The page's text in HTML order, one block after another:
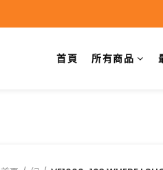
首頁 所有商品